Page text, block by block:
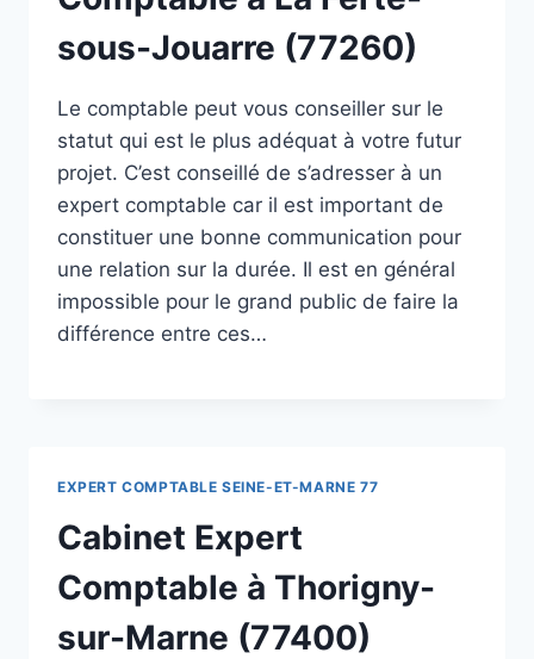
sous-Jouarre (77260)
Le comptable peut vous conseiller sur le
statut qui est le plus adéquat à votre futur
projet. C’est conseillé de s’adresser à un
expert comptable car il est important de
constituer une bonne communication pour
une relation sur la durée. Il est en général
impossible pour le grand public de faire la
différence entre ces…
EXPERT COMPTABLE SEINE-ET-MARNE 77
Cabinet Expert
Comptable à Thorigny-
sur-Marne (77400)